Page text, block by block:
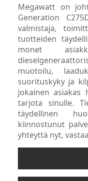
Megawatt on
Generation
valmistaja,
tuotteiden
monet
muotoilu,
suorituskyky ja
jokainen asiakas
tarjota sinulle.
täydellinen
kiinnostunut
yhteyttä nyt,